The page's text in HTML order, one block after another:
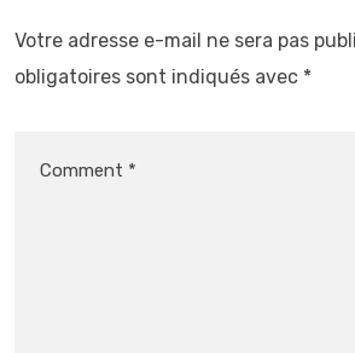
Votre adresse e-mail ne sera pas
obligatoires sont indiqués avec *